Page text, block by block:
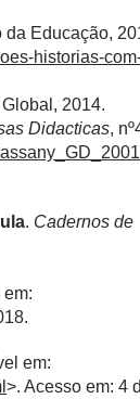
Educação,
historias-
2014.
Didacticas,
. Cadernos de
em:
>. Acesso em: 4